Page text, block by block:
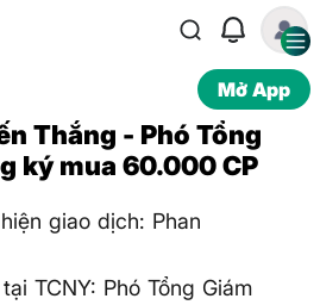
Mở App
Thắng - Phó Tổng
ký mua 60.000 CP
giao dịch: Phan
TCNY: Phó Tổng Giám